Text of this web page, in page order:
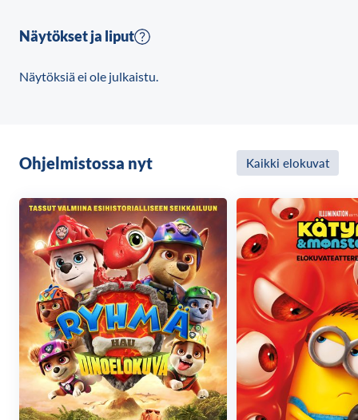
Näytökset ja liput
Näytöksiä ei ole julkaistu.
Ohjelmistossa nyt Kaikki elokuvat